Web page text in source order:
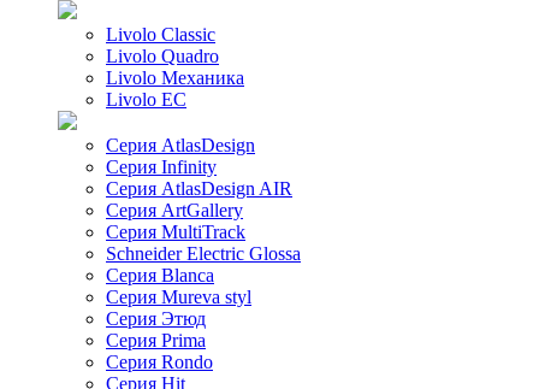
Livolo Classic
Livolo Quadro
Livolo Механика
Livolo EC
Серия AtlasDesign
Серия Infinity
Серия AtlasDesign AIR
Серия ArtGallery
Серия MultiTrack
Schneider Electric Glossa
Серия Blanca
Серия Mureva styl
Серия Этюд
Серия Prima
Серия Rondo
Серия Hit